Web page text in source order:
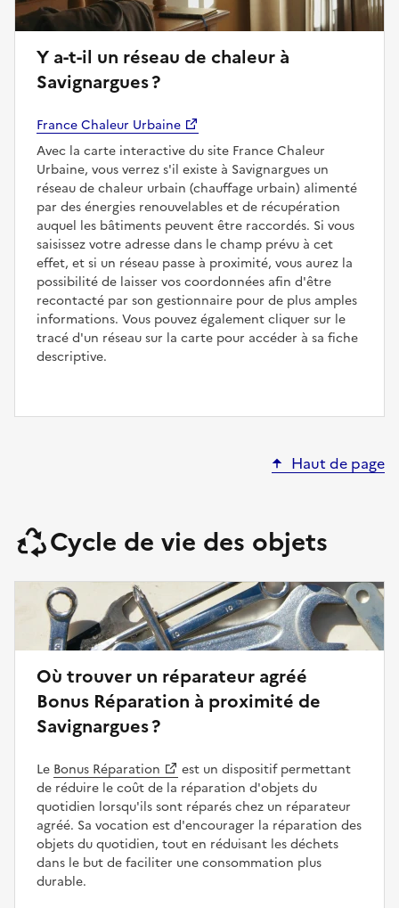
Y a-t-il un réseau de chaleur à
Savignargues ?
France Chaleur Urbaine
Avec la carte interactive du site France Chaleur
Urbaine, vous verrez s'il existe à Savignargues un
réseau de chaleur urbain (chauffage urbain) alimenté
par des énergies renouvelables et de récupération
auquel les bâtiments peuvent être raccordés. Si vous
saisissez votre adresse dans le champ prévu à cet
effet, et si un réseau passe à proximité, vous aurez la
possibilité de laisser vos coordonnées afin d'être
recontacté par son gestionnaire pour de plus amples
informations. Vous pouvez également cliquer sur le
tracé d'un réseau sur la carte pour accéder à sa fiche
descriptive.
Haut de page
Cycle de vie des objets
Où trouver un réparateur agréé
Bonus Réparation à proximité de
Savignargues ?
Le Bonus Réparation
est un dispositif permettant
de réduire le coût de la réparation d'objets du
quotidien lorsqu'ils sont réparés chez un réparateur
agréé. Sa vocation est d'encourager la réparation des
objets du quotidien, tout en réduisant les déchets
dans le but de faciliter une consommation plus
durable.